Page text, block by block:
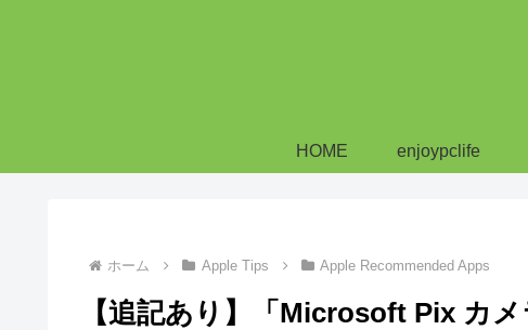
HOME enjoypclife
ホーム Apple Tips Apple Recommended Apps
【追記あり】「Microsoft Pix カ